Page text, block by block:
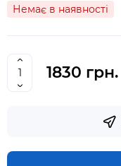
Немає в наявності
1830 грн.